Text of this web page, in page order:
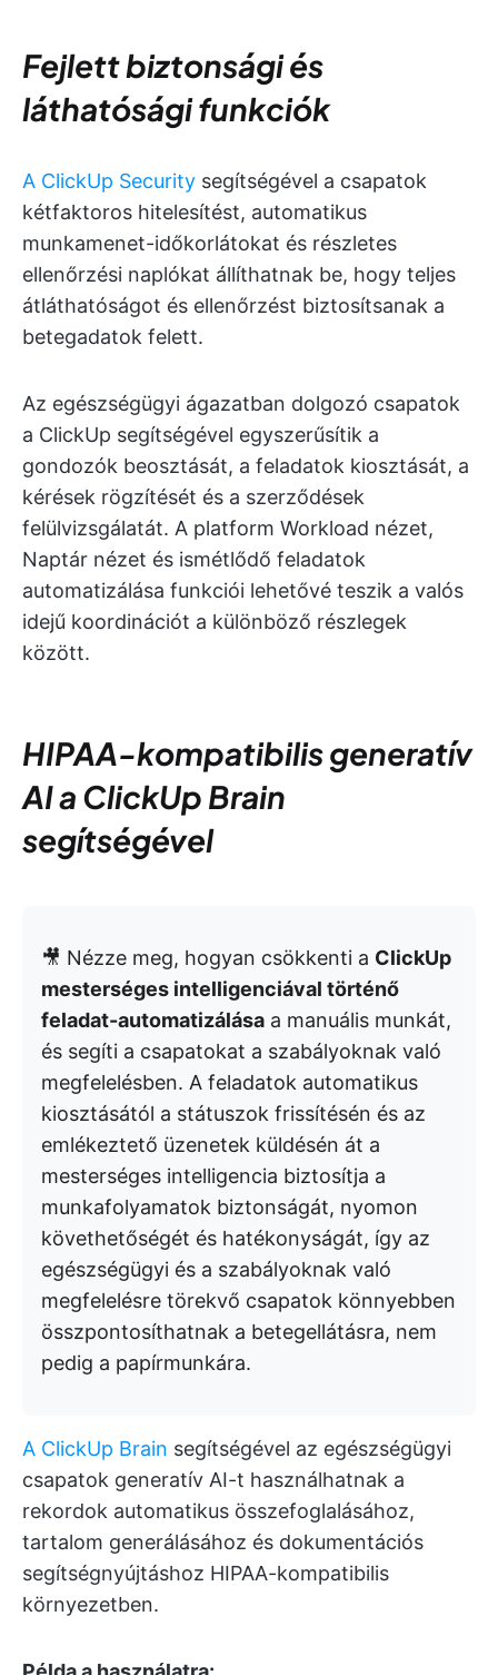
Fejlett biztonsági és
láthatósági funkciók
A ClickUp Security segítségével a csapatok
kétfaktoros hitelesítést, automatikus
munkamenet-időkorlátokat és részletes
ellenőrzési naplókat állíthatnak be, hogy teljes
átláthatóságot és ellenőrzést biztosítsanak a
betegadatok felett.
Az egészségügyi ágazatban dolgozó csapatok
a ClickUp segítségével egyszerűsítik a
gondozók beosztását, a feladatok kiosztását, a
kérések rögzítését és a szerződések
felülvizsgálatát. A platform Workload nézet,
Naptár nézet és ismétlődő feladatok
automatizálása funkciói lehetővé teszik a valós
idejű koordinációt a különböző részlegek
között.
HIPAA-kompatibilis generatív
AI a ClickUp Brain
segítségével
🎥 Nézze meg, hogyan csökkenti a ClickUp
mesterséges intelligenciával történő
feladat-automatizálása a manuális munkát,
és segíti a csapatokat a szabályoknak való
megfelelésben. A feladatok automatikus
kiosztásától a státuszok frissítésén és az
emlékeztető üzenetek küldésén át a
mesterséges intelligencia biztosítja a
munkafolyamatok biztonságát, nyomon
követhetőségét és hatékonyságát, így az
egészségügyi és a szabályoknak való
megfelelésre törekvő csapatok könnyebben
összpontosíthatnak a betegellátásra, nem
pedig a papírmunkára.
A ClickUp Brain segítségével az egészségügyi
csapatok generatív AI-t használhatnak a
rekordok automatikus összefoglalásához,
tartalom generálásához és dokumentációs
segítségnyújtáshoz HIPAA-kompatibilis
környezetben.